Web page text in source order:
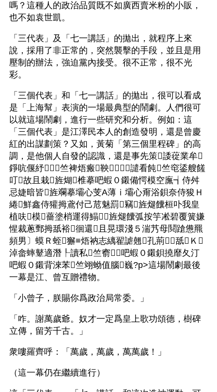
嗎？這種人的政治品質既不如廣西賣米粉的小販，
也不如袁世凱。
「三代表」及「七一講話」的拋出，就程序上來
說，採用了非正常的，突然襲擊的手段，並且是用
壓制的辦法，強迫黨內接受。很不正常，很不光
彩。
「三個代表」和「七一講話」的拋出，很可以看成
是「上海幫」表演的一場最典型的鬧劇。人們很可
以就這場鬧劇，進行一些研究和分析。例如：這
「三個代表」是江澤民本人的創造發明，還是曾慶
紅的出謀劃策？又如，黃菊「第三個里程碑」的高
調，是他個人自發的認識，還是事先策諉蓯業牟
錚吭偃紓竺裨焐瘢鞅⒋譴看飩竺窀鋈艘饈
叮故且栽旌煳椎摹吧蝦０鎩備愕模空廡┪侍舛
忌婕暗皆旌斕摹壩心芰Α薄ⅰ壩心甭浴鋇奈侍狻Ｈ
綣鮮鑫侍獾拇鳶付己苊魅罰竊旌煺饢桓卟我皇
植呋模薔塗梢運得鰨旌煺饢弧按竽凇碧覆簧嫌
惺裁蔥鄄拇舐裕徊還且晃環淺５湍艿母鬩蹌憊羆
頻男〕蟆Ｒ蛭獬≡焐衲志縭翟謔翹孔荊舐Ｋ
淖畲蟀鼙適潛┞讀私竺窬吧蝦０鎩鋇撓靡夂汀
吧蝦０鎩背淶苯竺翊蚴值腦巍?p>這場鬧劇最後
一幕是江、曾互贈禮物。
「小曾子，朕賜你爲政治局常委。」
「咋。謝萬歲爺。奴才一定爲皇上歌功頌德，樹碑
立傳，留芳千古。」
衆嘍羅齊呼：「萬歲，萬歲，萬萬歲！」
（這一幕仍在繼續進行）